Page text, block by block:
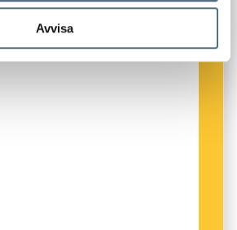
Avvisa